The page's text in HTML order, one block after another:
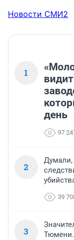
Новости СМИ2
1
день
97
2
Думали,
39
3
Тюмени.